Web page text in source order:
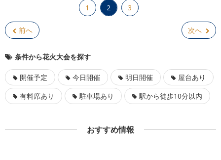
前へ
1 2 3
次へ
条件から花火大会を探す
開催予定 今日開催 明日開催
屋台あり
有料席あり
駐車場あり 駅から徒歩10分以内
おすすめ情報